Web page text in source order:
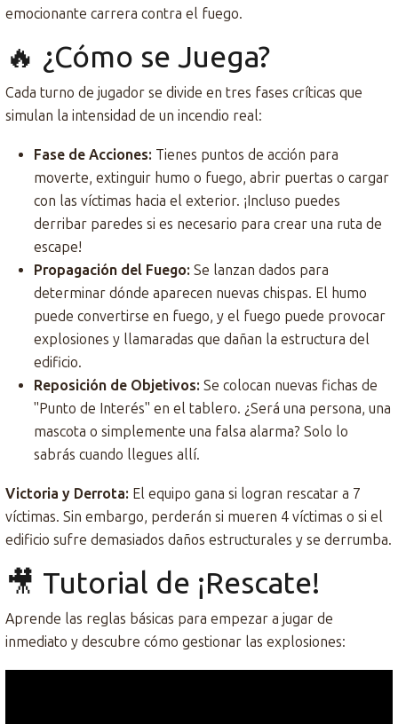
emocionante carrera contra el fuego.
🔥 ¿Cómo se Juega?
Cada turno de jugador se divide en tres fases críticas que
simulan la intensidad de un incendio real:
Fase de Acciones: Tienes puntos de acción para
moverte, extinguir humo o fuego, abrir puertas o cargar
con las víctimas hacia el exterior. ¡Incluso puedes
derribar paredes si es necesario para crear una ruta de
escape!
Propagación del Fuego: Se lanzan dados para
determinar dónde aparecen nuevas chispas. El humo
puede convertirse en fuego, y el fuego puede provocar
explosiones y llamaradas que dañan la estructura del
edificio.
Reposición de Objetivos: Se colocan nuevas fichas de
"Punto de Interés" en el tablero. ¿Será una persona, una
mascota o simplemente una falsa alarma? Solo lo
sabrás cuando llegues allí.
Victoria y Derrota: El equipo gana si logran rescatar a 7
víctimas. Sin embargo, perderán si mueren 4 víctimas o si el
edificio sufre demasiados daños estructurales y se derrumba.
🎥 Tutorial de ¡Rescate!
Aprende las reglas básicas para empezar a jugar de
inmediato y descubre cómo gestionar las explosiones: